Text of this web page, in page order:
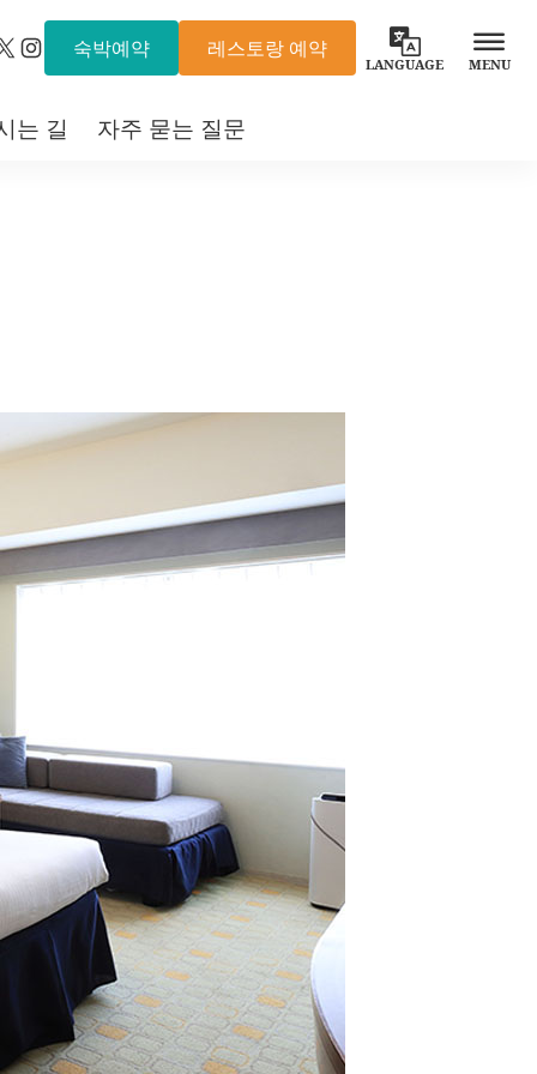
Instagram숙박예약 레스토랑 예약
LANGUAGE MENU
는 길 자주 묻는 질문